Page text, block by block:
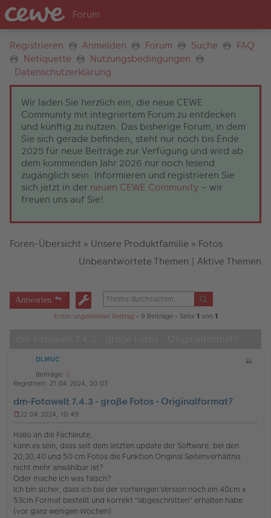
Registrieren Anmelden Forum Suche
FAQ
Netiquette
Nutzungsbedingungen
Datenschutzerklärung
Wir laden Sie herzlich ein, die neue CEWE
Community mit integriertem Forum zu entdecken
und künftig zu nutzen. Das bisherige Forum, in dem
Sie sich gerade befinden, steht nur noch bis Ende
2025 für neue Beiträge zur Verfügung und wird ab
dem kommenden Jahr 2026 nur noch lesend
zugänglich sein. Informieren und registrieren Sie
sich jetzt in der neuen CEWE Community – wir
freuen uns auf Sie!
Foren-Übersicht » Unsere Produktfamilie » Fotos
Unbeantwortete Themen | Aktive Themen
Antworten
Erster ungelesener Beitrag • 9 Beiträge • Seite 1 von 1
DLMUC
Beiträge: 3
Registriert: 21.04.2024, 20:03
dm-Fotowelt 7.4.3 - große Fotos - Originalformat?
g
e
l
e
s
e
n
e
r
22.04.2024, 10:49
Hallo an die Fachleute,
kann es sein, dass seit dem letzten update der Software, bei den
20,30,40 und 50 cm Fotos die Funktion Original Seitenverhältnis
nicht mehr anwählbar ist?
Oder mache ich was falsch?
Ich bin sicher, dass ich bei der vorherigen Version noch ein 40cm x
53cm Format bestellt und korrekt "abgeschnitten" erhalten habe
(vor ganz wenigen Wochen)